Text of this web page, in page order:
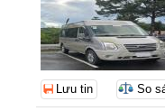
Lưu tin So